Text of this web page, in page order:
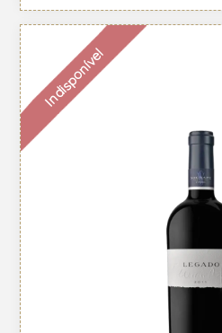
Indisponível